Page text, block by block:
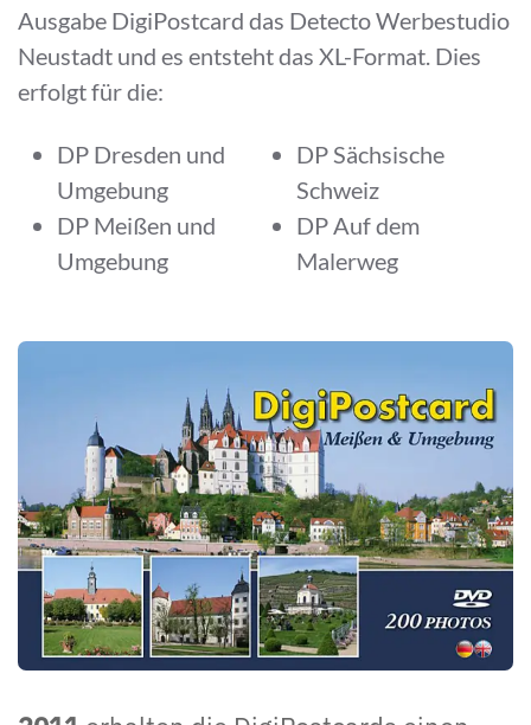
Ausgabe DigiPostcard das Detecto Werbestudio
Neustadt und es entsteht das XL-Format. Dies
erfolgt für die:
DP Dresden und
Umgebung
DP Meißen und
Umgebung
DP Sächsische
Schweiz
DP Auf dem
Malerweg